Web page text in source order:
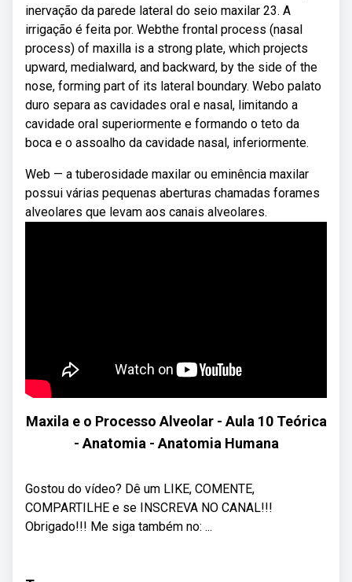
inervação da parede lateral do seio maxilar 23. A
irrigação é feita por. Webthe frontal process (nasal
process) of maxilla is a strong plate, which projects
upward, medialward, and backward, by the side of the
nose, forming part of its lateral boundary. Webo palato
duro separa as cavidades oral e nasal, limitando a
cavidade oral superiormente e formando o teto da
boca e o assoalho da cavidade nasal, inferiormente.
Web — a tuberosidade maxilar ou eminência maxilar
possui várias pequenas aberturas chamadas forames
alveolares que levam aos canais alveolares.
Maxila e o Processo Alveolar - Aula 10 Teórica
- Anatomia - Anatomia Humana
Gostou do vídeo? Dê um LIKE, COMENTE,
COMPARTILHE e se INSCREVA NO CANAL!!!
Obrigado!!! Me siga também no: ...